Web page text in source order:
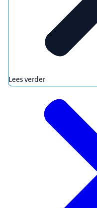
Lees verder